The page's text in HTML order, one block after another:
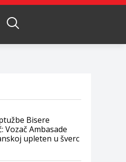
Bisere
Vozač Ambasade
upleten u šverc